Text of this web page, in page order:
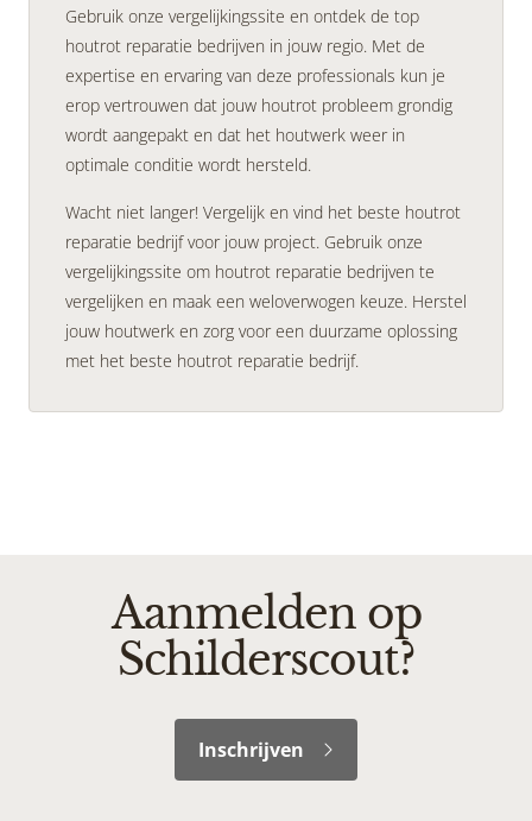
Gebruik onze vergelijkingssite en ontdek de top
houtrot reparatie bedrijven in jouw regio. Met de
expertise en ervaring van deze professionals kun je
erop vertrouwen dat jouw houtrot probleem grondig
wordt aangepakt en dat het houtwerk weer in
optimale conditie wordt hersteld.
Wacht niet langer! Vergelijk en vind het beste houtrot
reparatie bedrijf voor jouw project. Gebruik onze
vergelijkingssite om houtrot reparatie bedrijven te
vergelijken en maak een weloverwogen keuze. Herstel
jouw houtwerk en zorg voor een duurzame oplossing
met het beste houtrot reparatie bedrijf.
Aanmelden op
Schilderscout?
Inschrijven